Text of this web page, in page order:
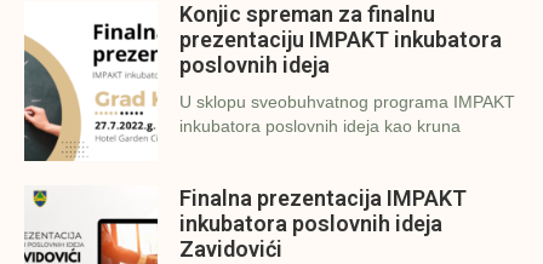
Konjic spreman za finalnu
prezentaciju IMPAKT inkubatora
poslovnih ideja
U sklopu sveobuhvatnog programa IMPAKT
inkubatora poslovnih ideja kao kruna
Finalna prezentacija IMPAKT
inkubatora poslovnih ideja
Zavidovići